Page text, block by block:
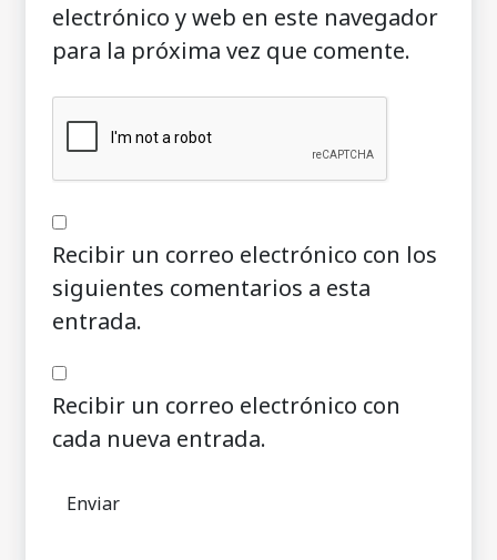
electrónico y web en este navegador
para la próxima vez que comente.
Recibir un correo electrónico con los
siguientes comentarios a esta
entrada.
Recibir un correo electrónico con
cada nueva entrada.